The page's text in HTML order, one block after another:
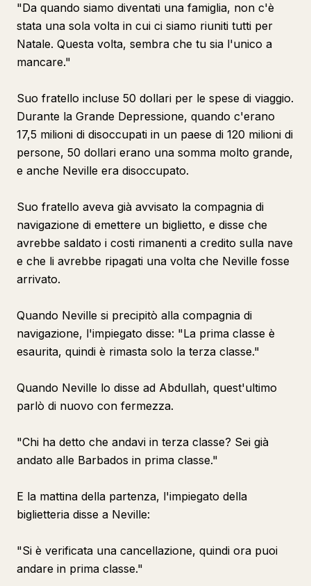
"Da quando siamo diventati una famiglia, non c'è
stata una sola volta in cui ci siamo riuniti tutti per
Natale. Questa volta, sembra che tu sia l'unico a
mancare."
Suo fratello incluse 50 dollari per le spese di viaggio.
Durante la Grande Depressione, quando c'erano
17,5 milioni di disoccupati in un paese di 120 milioni di
persone, 50 dollari erano una somma molto grande,
e anche Neville era disoccupato.
Suo fratello aveva già avvisato la compagnia di
navigazione di emettere un biglietto, e disse che
avrebbe saldato i costi rimanenti a credito sulla nave
e che li avrebbe ripagati una volta che Neville fosse
arrivato.
Quando Neville si precipitò alla compagnia di
navigazione, l'impiegato disse: "La prima classe è
esaurita, quindi è rimasta solo la terza classe."
Quando Neville lo disse ad Abdullah, quest'ultimo
parlò di nuovo con fermezza.
"Chi ha detto che andavi in terza classe? Sei già
andato alle Barbados in prima classe."
E la mattina della partenza, l'impiegato della
biglietteria disse a Neville:
"Si è verificata una cancellazione, quindi ora puoi
andare in prima classe."